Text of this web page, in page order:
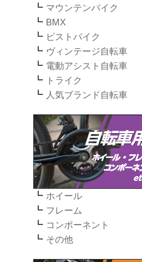
マウンテンバイク
BMX
ピストバイク
ヴィンテージ自転車
電動アシスト自転車
トライク
人気ブランド自転車
ホイール
フレーム
コンポーネント
その他